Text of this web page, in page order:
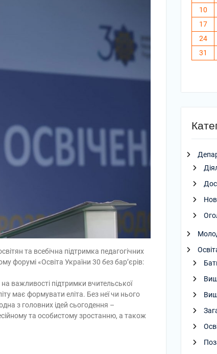
та всебічна підтримка педагогічних
форумі «Освіта України 30 без бар’єрів:
важливості підтримки вчительської
має формувати еліта. Без неї чи нього
з головних ідей сьогодення –
та особистому зростанню, а також
10
17
24
31